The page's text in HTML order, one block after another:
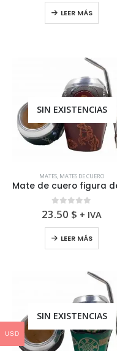
LEER MÁS
SIN EXISTENCIAS
MATES, MATES DE CUERO
0fuera de 5
23.50 $ + IVA
LEER MÁS
SIN EXISTENCIAS
USD